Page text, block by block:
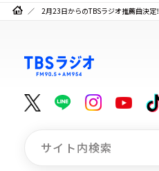
2月23日からのTBSラジオ推薦曲決定！